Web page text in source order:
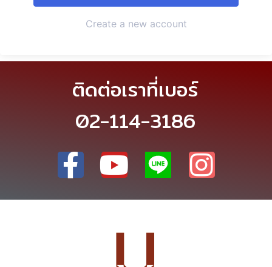
Create a new account
ติดต่อเราที่เบอร์
02-114-3186